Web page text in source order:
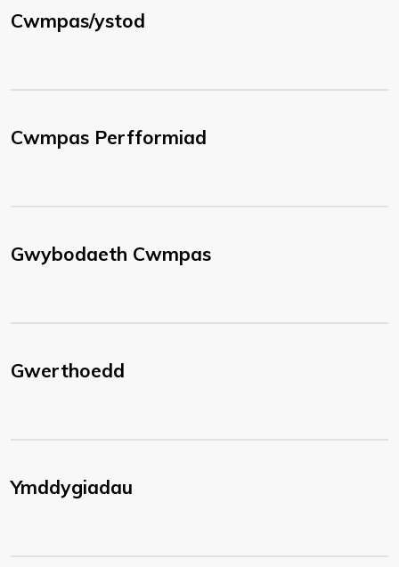
Cwmpas/ystod
Cwmpas Perfformiad
Gwybodaeth Cwmpas
Gwerthoedd
Ymddygiadau